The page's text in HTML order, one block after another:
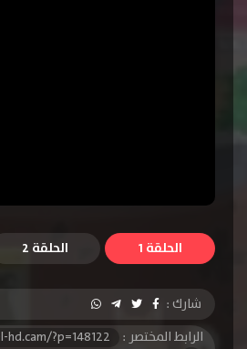
الحلقة 1 الحلقة 2
شارك :
الرابط المختصر :
?p=148122